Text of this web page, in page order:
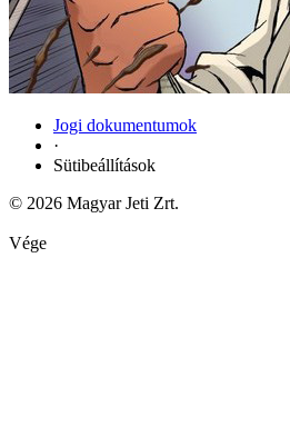
Jogi dokumentumok
·
Sütibeállítások
© 2026 Magyar Jeti Zrt.
Vége